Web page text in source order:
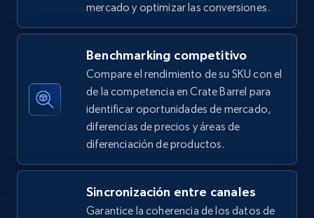
eBay
URL, Product id, Title, Seller name, Seller rating,
Seller reviews, Breadcrumbs, Root category, and
more.
359+ Comenzar ahora
eBay - Gather data on products using
specified keywords
mercado y optimizar las conversiones.
Benchmarking competitivo
Compare el rendimiento de su SKU con el
de la competencia en Crate Barrel para
identificar oportunidades de mercado,
diferencias de precios y áreas de
diferenciación de productos.
Sincronización entre canales
Garantice la coherencia de los datos de